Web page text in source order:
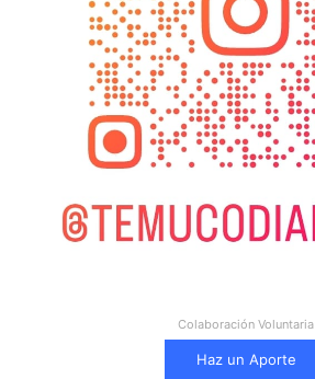
Colaboración Voluntaria
Haz un Aporte